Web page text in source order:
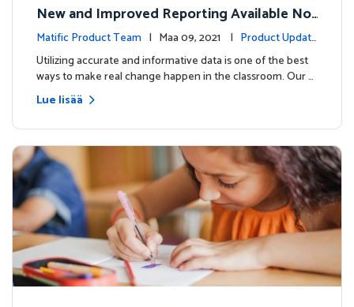
New and Improved Reporting Available No
w!
Matific Product Team | Maa 09, 2021 | Product Update
sUtilizing accurate and informative data is one of the best
ways to make real change happen in the classroom. Our …
Lue lisää